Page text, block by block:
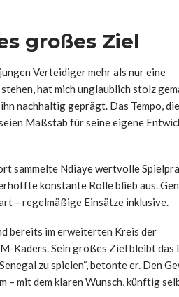
großes Ziel
Verteidiger mehr als nur eine
hat mich unglaublich stolz
nachhaltig geprägt. Das Tempo, die
Maßstab für seine eigene
sammelte Ndiaye wertvolle
konstante Rolle blieb aus.
– regelmäßige Einsätze inklusive.
bereits im erweiterten Kreis der
Kaders. Sein großes Ziel bleibt das
zu spielen“, betonte er. Den
– mit dem klaren Wunsch, künftig